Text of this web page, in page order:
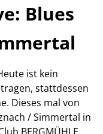
Blues
ist kein
stattdessen
Dieses mal von
/ Simmertal in